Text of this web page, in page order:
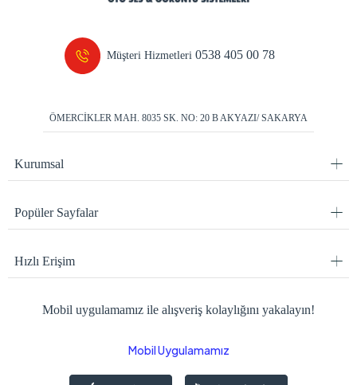
Müşteri Hizmetleri0538 405 00 78
ÖMERCİKLER MAH. 8035 SK. NO: 20 B AKYAZI/ SAKARYA
Kurumsal
Popüler Sayfalar
Hızlı Erişim
Mobil uygulamamız ile alışveriş kolaylığını yakalayın!
Mobil Uygulamamız